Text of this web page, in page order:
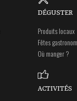
DÉGUSTER
Produits locaux
Fêtes
Où manger ?
ACTIVITÉS